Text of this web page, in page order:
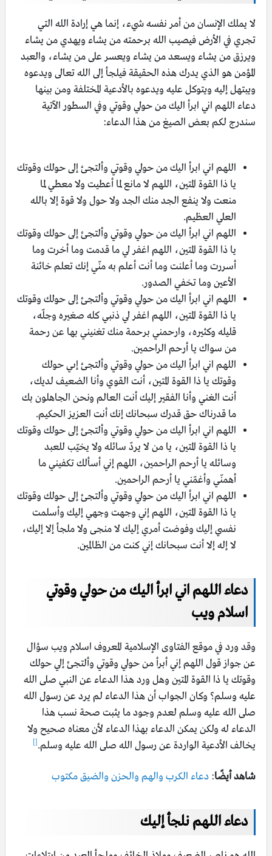
لا يملك الإنسان من أمر نفسه شيء، إنما هي إرادة الله التي
تجري في الأرض فيصيب الله برحمته من يشاء ويهدي من يشاء
ويرزق من يشاء ويسعد من يشاء ويعسر على من يشاء، والعبد
المؤمن هو الذي يدرك هذه الحقيقة فيلجأ إلى الله تعالى ويدعوه
ويبتهل إليه ويتوكل عليه ويدعوه بالأدعية المختلفة ومن بينها
دعاء اللهم اني ابرأ اليك من حولي وقوتي وفي السطور الآتية
سندرج لكم بعض الصيغ من هذا الدعاء:
اللهم اني ابرأ اليك من حولي وقوتي وألتجئ إلى حولك وقوتك
يا ذا القوة المتين، اللهم لا مانع لما أعطيت ولا معطي لما
منعت ولا ينفع الجد منك الجد ولا حول ولا قوة إلا بالله
العلي العظيم.
اللهم اني ابرأ اليك من حولي وقوتي وألتجئ إلى حولك وقوتك
يا ذا القوة المتين، اللهم اغفر لي ما قدمت وما أخرت وما
أسررت وما أعلنت وما أنت أعلم به منّي إنك تعلم خائنة
الأعين وما تخفي الصدور.
اللهم اني ابرأ اليك من حولي وقوتي وألتجئ إلى حولك وقوتك
يا ذا القوة المتين، اللهم اغفر لي ذنبي كله صغيره وجلّه،
قليله وكثيره، وارحمني برحمة منك تغنيني بها عن رحمة
من سواك يا أرحم الراحمين.
اللهم اني ابرأ اليك من حولي وقوتي وألتجئ إىي حولك
وقوتك يا ذا القوة المتين، أنت القوي وأنا الضعيف لديك،
أنت الغني وأنا الفقير إليك أنت العالم ونحن الجاهلون بك
ما قدرناك حق قدرك سبحانك إنك أنت العزيز الحكيم.
اللهم اني ابرأ اليك من حولي وقوتي وألتجئ إلى حولك وقوتك
يا ذا القوة المتين، يا من لا يردّ سائله ولا يخيّب للعبد
وسائله يا أرحم الراحمين، اللهم إني أسألك تكفيني ما
أهمنّي وأغمّني يا أرحم الراحمين.
اللهم اني ابرأ اليك من حولي وقوتي وألتجئ إلى حولك وقوتك
يا ذا القوة المتين، اللهم إني وجهت وجهي إليك وأسلمت
نفسي إليك وفوضت أمري إليك لا منجى ولا ملجأ إلا إليك،
لا إله إلا أنت سبحانك إني كنت من الظالمين.
دعاء اللهم اني ابرأ اليك من حولي وقوتي
اسلام ويب
وقد ورد في موقع الفتاوى الإسلامية المعروف اسلام ويب سؤال
عن جواز قول اللهم إني أبرأ من حولي وقوتي وألتجئ إلي حولك
وقوتك يا ذا القوة المتين وهل ورد هذا الدعاء عن النبي صلى الله
عليه وسلم؟ وكان الجواب أن هذا الدعاء لم يرد عن رسول الله
صلى الله عليه وسلم لعدم وجود ما يثبت صحة نسب هذا
الدعاء له ولكن يمكن الدعاء بهذا الدعاء لأن معناه صحيح ولا
يخالف الأدعية الواردة عن رسول الله صلى الله عليه وسلم.[]
شاهد أيضًا: دعاء الكرب والهم والحزن والضيق مكتوب
دعاء اللهم نلجأ إليك